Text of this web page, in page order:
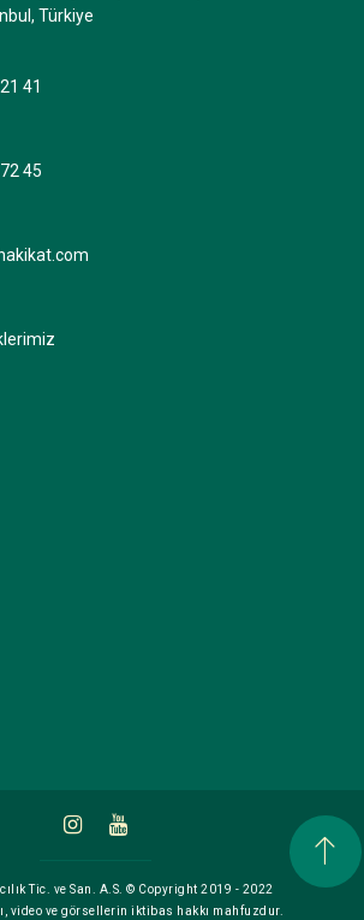
Türkiye
41
45
Tic. ve San. A.S. © Copyright 2019 - 2022
video ve görsellerin iktibas hakkı mahfuzdur.